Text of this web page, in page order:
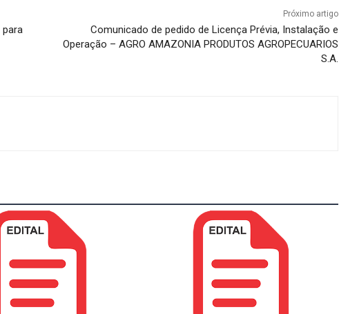
Próximo artigo
Comunicado de pedido de Licença Prévia, Instalação e
Operação – AGRO AMAZONIA PRODUTOS AGROPECUARIOS
S.A.